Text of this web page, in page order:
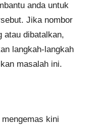
anda untuk
Jika nombor
atau dibatalkan,
langkah-langkah
masalah ini.
kini